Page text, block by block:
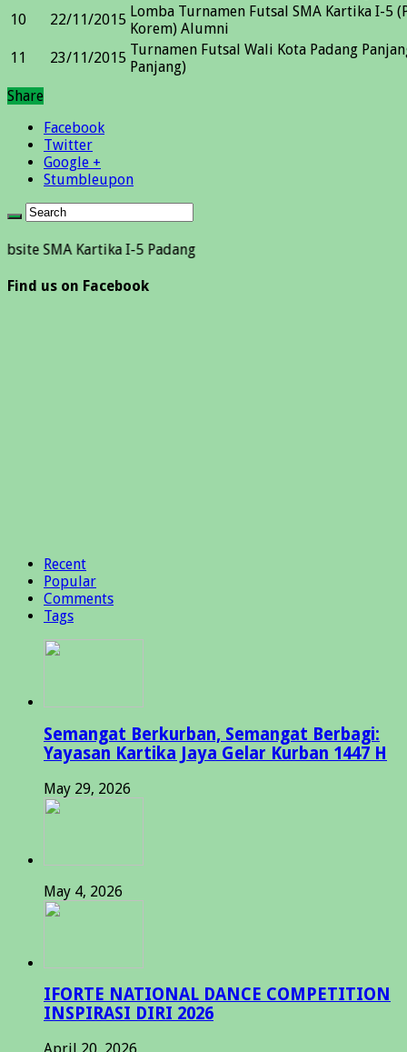
10
22/11/2015 Lomba Turnamen Futsal SMA Kartika I-5
Korem) Alumni
11
23/11/2015 Turnamen Futsal Wali Kota Padang
Panjang)
Share
Facebook
Twitter
Google +
Stumbleupon
Kartika I-5 Padang
Find us on Facebook
Recent
Popular
Comments
Tags
Semangat Berkurban, Semangat Berbagi:
Yayasan Kartika Jaya Gelar Kurban 1447 H
May 29, 2026
May 4, 2026
IFORTE NATIONAL DANCE COMPETITION
INSPIRASI DIRI 2026